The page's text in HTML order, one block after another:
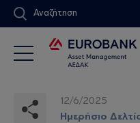
Αναζήτηση
12/6/2025
Ημερήσιο